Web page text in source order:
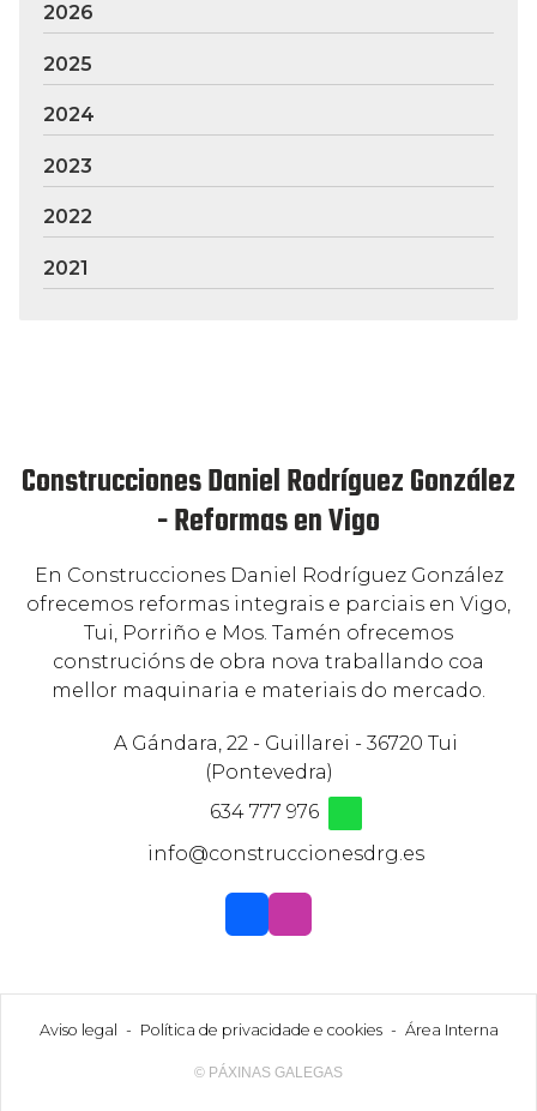
2026
2025
2024
2023
2022
2021
Construcciones Daniel Rodríguez González
- Reformas en Vigo
En Construcciones Daniel Rodríguez González
ofrecemos reformas integrais e parciais en Vigo,
Tui, Porriño e Mos. Tamén ofrecemos
construcións de obra nova traballando coa
mellor maquinaria e materiais do mercado.
A Gándara, 22 - Guillarei - 36720 Tui
(Pontevedra)
634 777 976
info@construccionesdrg.es
Aviso legal - Política de privacidade e cookies - Área Interna
© PÁXINAS GALEGAS